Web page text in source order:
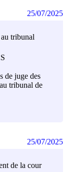
tribunal
de juge des
tribunal de
25/07/2025
de la cour
25/07/2025